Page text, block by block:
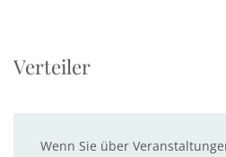
Verteiler
Wenn Sie über